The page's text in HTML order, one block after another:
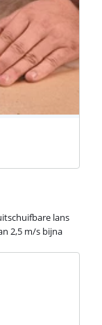
lans
2,5 m/s bijna